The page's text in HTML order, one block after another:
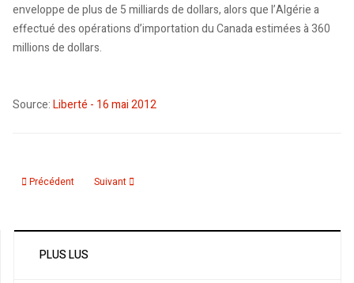
enveloppe de plus de 5 milliards de dollars, alors que l’Algérie a
effectué des opérations d’importation du Canada estimées à 360
millions de dollars.
Source:Liberté - 16 mai 2012
Article précédent : Une carte de crédit halale
Précédent Article suivant : SIAL: Les produits maghrébins à l’honneur
Suivant
PLUS LUS